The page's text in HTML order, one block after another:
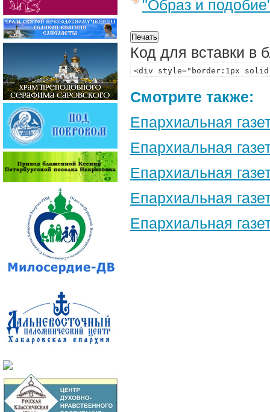
"Образ и
Код для вставки в
Смотрите также:
Епархиальная
Епархиальная
Епархиальная
Епархиальная
Епархиальная